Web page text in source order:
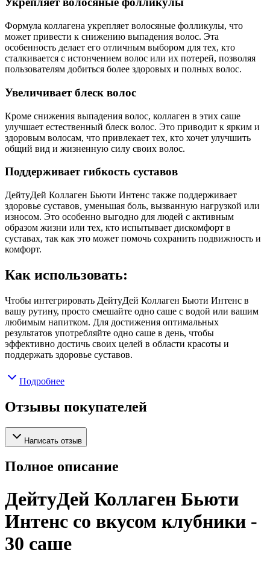
Формула коллагена укрепляет волосяные фолликулы, что
может привести к снижению выпадения волос. Эта
особенность делает его отличным выбором для тех, кто
сталкивается с истончением волос или их потерей, позволяя
пользователям добиться более здоровых и полных волос.
Увеличивает блеск волос
Кроме снижения выпадения волос, коллаген в этих саше
улучшает естественный блеск волос. Это приводит к ярким и
здоровым волосам, что привлекает тех, кто хочет улучшить
общий вид и жизненную силу своих волос.
Поддерживает гибкость суставов
ДейтуДей Коллаген Бьюти Интенс также поддерживает
здоровье суставов, уменьшая боль, вызванную нагрузкой или
износом. Это особенно выгодно для людей с активным
образом жизни или тех, кто испытывает дискомфорт в
суставах, так как это может помочь сохранить подвижность и
комфорт.
Как использовать:
Чтобы интегрировать ДейтуДей Коллаген Бьюти Интенс в
вашу рутину, просто смешайте одно саше с водой или вашим
любимым напитком. Для достижения оптимальных
результатов употребляйте одно саше в день, чтобы
эффективно достичь своих целей в области красоты и
поддержать здоровье суставов.
Подробнее
Отзывы покупателей
Написать отзыв
Полное описание
ДейтуДей Коллаген Бьюти
Интенс со вкусом клубники -
30 саше